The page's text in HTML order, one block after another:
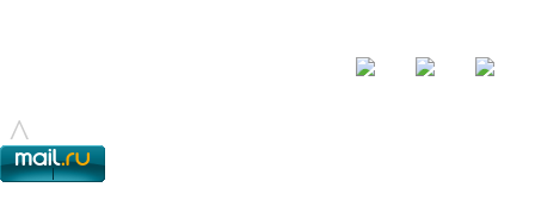
© - 2015-2017 - helix.su - все для вашего сайта |
^